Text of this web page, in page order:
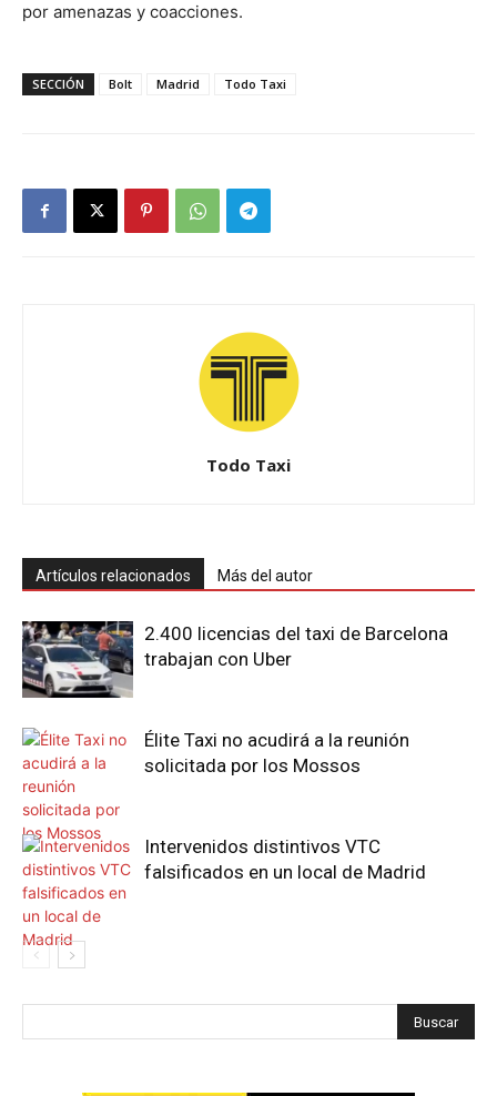
por amenazas y coacciones.
SECCIÓN Bolt Madrid Todo Taxi
Todo Taxi
Artículos relacionados Más del autor
2.400 licencias del taxi de Barcelona
trabajan con Uber
Élite Taxi no acudirá a la reunión
solicitada por los Mossos
Intervenidos distintivos VTC
falsificados en un local de Madrid